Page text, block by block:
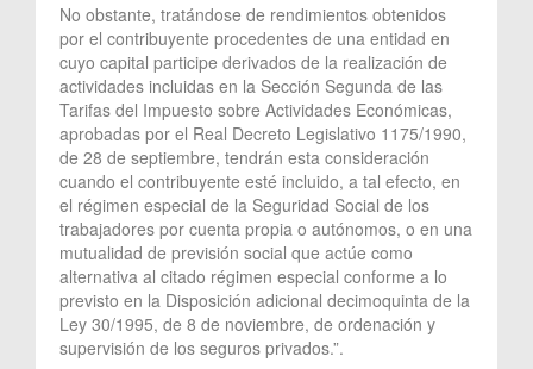
No obstante, tratándose de rendimientos obtenidos
por el contribuyente procedentes de una entidad en
cuyo capital participe derivados de la realización de
actividades incluidas en la Sección Segunda de las
Tarifas del Impuesto sobre Actividades Económicas,
aprobadas por el Real Decreto Legislativo 1175/1990,
de 28 de septiembre, tendrán esta consideración
cuando el contribuyente esté incluido, a tal efecto, en
el régimen especial de la Seguridad Social de los
trabajadores por cuenta propia o autónomos, o en una
mutualidad de previsión social que actúe como
alternativa al citado régimen especial conforme a lo
previsto en la Disposición adicional decimoquinta de la
Ley 30/1995, de 8 de noviembre, de ordenación y
supervisión de los seguros privados.”.